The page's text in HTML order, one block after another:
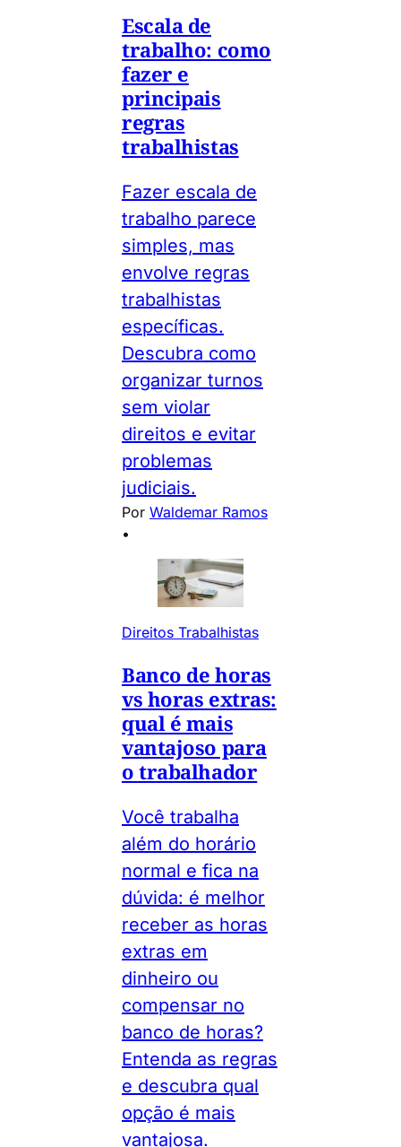
Escala de
trabalho: como
fazer e
principais
regras
trabalhistas
Fazer escala de
trabalho parece
simples, mas
envolve regras
trabalhistas
específicas.
Descubra como
organizar turnos
sem violar
direitos e evitar
problemas
judiciais.
Por Waldemar Ramos
•
Direitos Trabalhistas
Banco de horas
vs horas extras:
qual é mais
vantajoso para
o trabalhador
Você trabalha
além do horário
normal e fica na
dúvida: é melhor
receber as horas
extras em
dinheiro ou
compensar no
banco de horas?
Entenda as regras
e descubra qual
opção é mais
vantajosa.